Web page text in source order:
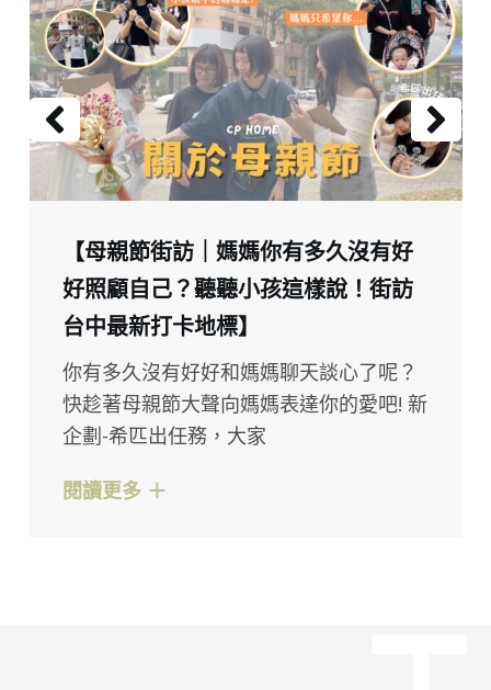
【母親節街訪｜媽媽你有多久沒有好
好照顧自己？聽聽小孩這樣說！街訪
台中最新打卡地標】
你有多久沒有好好和媽媽聊天談心了呢？
快趁著母親節大聲向媽媽表達你的愛吧! 新
企劃-希匹出任務，大家
閱讀更多 ＋